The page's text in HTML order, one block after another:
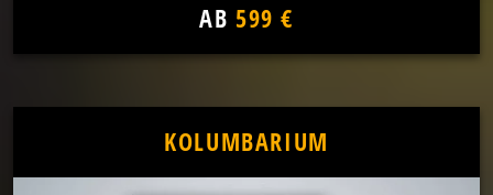
AB 599 €
KOLUMBARIUM